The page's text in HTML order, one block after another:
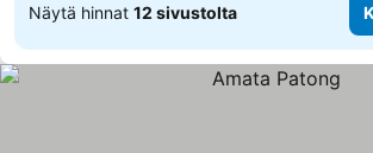
Näytä hinnat 12 sivustolta